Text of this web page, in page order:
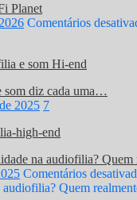
Planet
Comentários
som diz cada uma…
2025 7
na audiofilia? Quem
Comentários
Quem